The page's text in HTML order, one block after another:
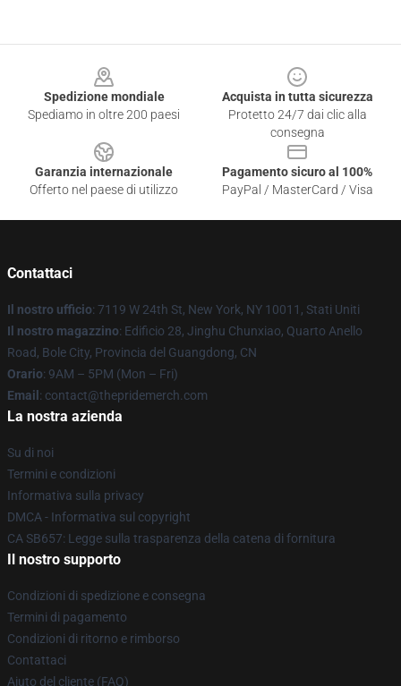
Spedizione mondiale
Spediamo in oltre 200 paesi
Acquista in tutta sicurezza
Protetto 24/7 dai clic alla
consegna
Garanzia internazionale
Offerto nel paese di utilizzo
Pagamento sicuro al 100%
PayPal / MasterCard / Visa
Contattaci
Il nostro ufficio: 7119 W 24th St, New York, NY 10011, Stati Uniti
Il nostro magazzino: Edificio 28, Jinghu Chunxiao, Quarto Anello
Road, Bole City, Provincia del Guangdong, CN
Orario: 9AM – 5PM (Mon – Fri)
Email : contact@thepridemerch.com
La nostra azienda
Su di noi
Termini e condizioni
Informativa sulla privacy
DMCA - Informativa sul copyright
CA SB657: Legge sulla trasparenza della catena di fornitura
Il nostro supporto
Condizioni di spedizione e consegna
Termini di pagamento
Condizioni di ritorno e rimborso
Contattaci
Aiuto del cliente (FAQ)